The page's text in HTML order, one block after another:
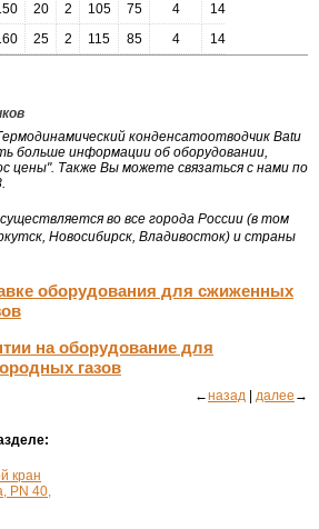
20 2 105 75 4 14
25 2 115 85 4 14
конденсатоотводчик Batu
больше информации об оборудовании,
цены". Также Вы можете связаться с нами по
во все города России (в том
Новосибирск, Владивосток) и страны
оборудования для сжиженных
на оборудование для
газов
←назад далее →
кран
PN 40,